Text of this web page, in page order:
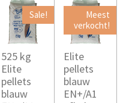
Sale!
525 kg
Elite
pellets
blauw
Meest
verkocht!
Elite
pellets
blauw
EN+/A1